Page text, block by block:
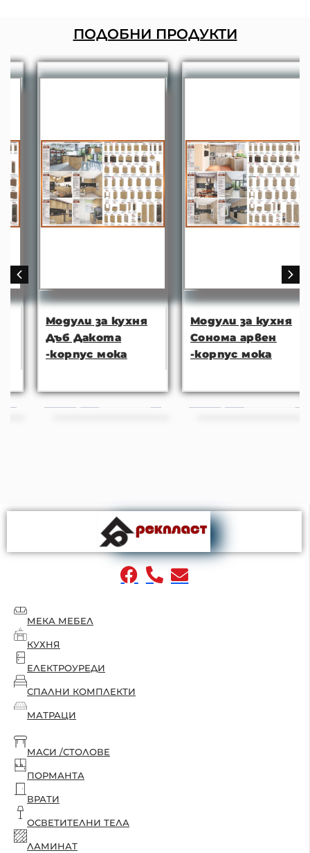
ПОДОБНИ ПРОДУКТИ
Модули за кухня
Дъб Дакота
-корпус мока
Модули за кухня
Сонома арвен
-корпус мока
МЕКА МЕБЕЛ
КУХНЯ
ЕЛЕКТРОУРЕДИ
СПАЛНИ КОМПЛЕКТИ
МАТРАЦИ
МАСИ /СТОЛОВЕ
ПОРМАНТА
ВРАТИ
ОСВЕТИТЕЛНИ ТЕЛА
ЛАМИНАТ